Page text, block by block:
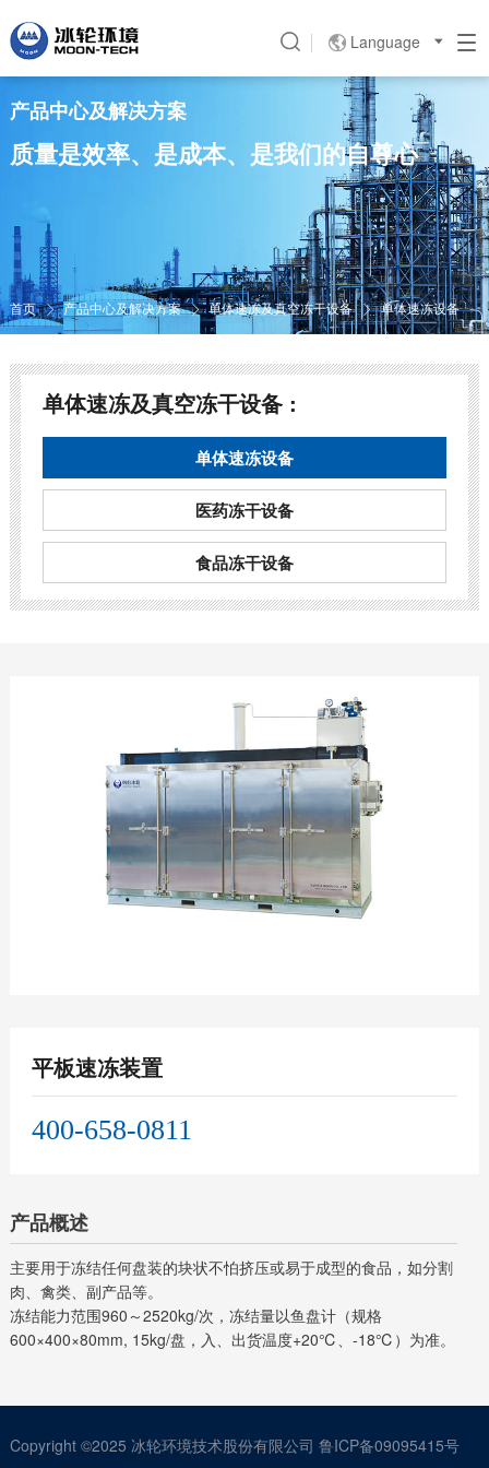
Language 
产品中心及解决方案
质量是效率、是成本、是我们的自尊心
首页  产品中心及解决方案  单体速冻及真空冻干设备  单体速冻设备
单体速冻及真空冻干设备 :
单体速冻设备
医药冻干设备
食品冻干设备
平板速冻装置
400-658-0811
产品概述
主要用于冻结任何盘装的块状不怕挤压或易于成型的食品，如分割
肉、禽类、副产品等。
冻结能力范围960～2520kg/次，冻结量以鱼盘计（规格
600×400×80mm, 15kg/盘，入、出货温度+20℃、-18℃）为准。
Copyright ©2025 冰轮环境技术股份有限公司 鲁ICP备09095415号